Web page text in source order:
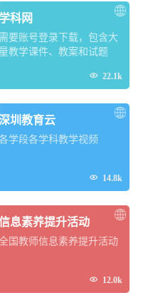
学科网
需要账号登录下载，包含大
教学课件、教案和试题
 22.1k
圳教育云
学段各学科教学视频
 14.8k
息素养提升活动
国教师信息素养提升活动
 12.0k